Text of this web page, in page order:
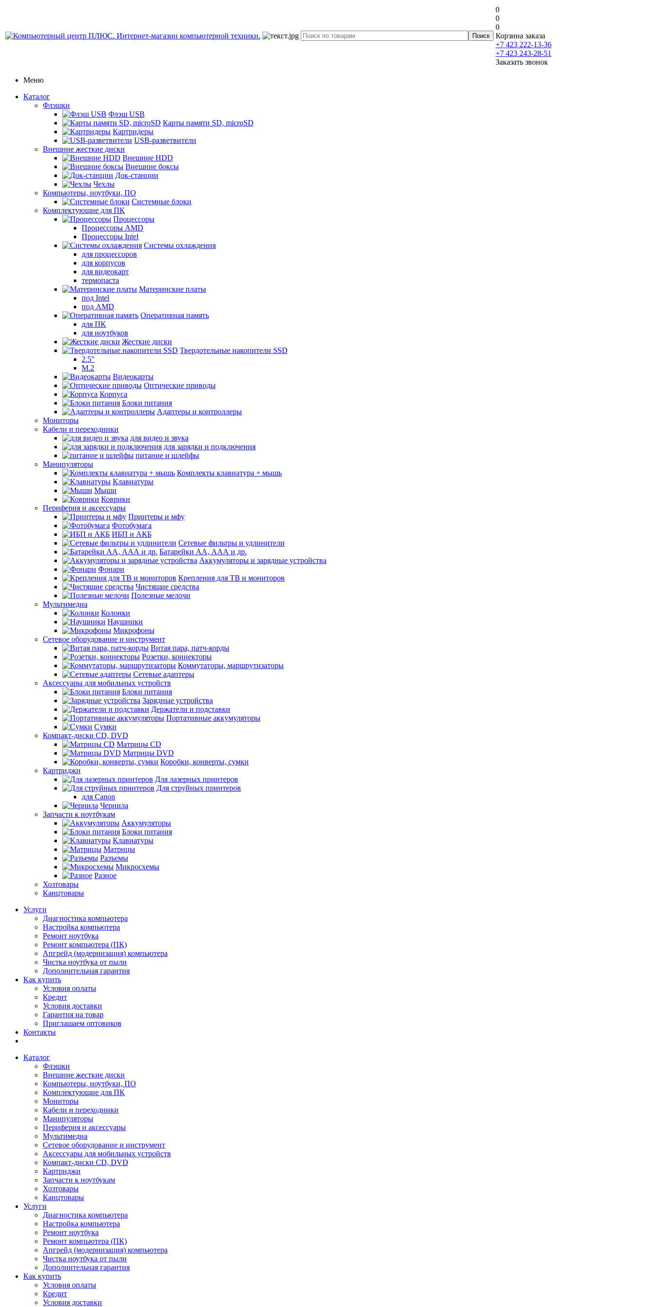
0
0
0
Корзина заказа
+7 423 222-13-36
+7 423 243-28-51
Заказать звонок
Меню
Каталог
Флэшки
Флэш USB
Карты памяти SD, microSD
Картридеры
USB-разветвители
Внешние жесткие диски
Внешние HDD
Внешние боксы
Док-станции
Чехлы
Компьютеры, ноутбуки, ПО
Системные блоки
Комплектующие для ПК
Процессоры
Процессоры AMD
Процессоры Intel
Системы охлаждения
для процессоров
для корпусов
для видеокарт
термопаста
Материнские платы
под Intel
под AMD
Оперативная память
для ПК
для ноутбуков
Жесткие диски
Твердотельные накопители SSD
2.5"
M.2
Видеокарты
Оптические приводы
Корпуса
Блоки питания
Адаптеры и контроллеры
Мониторы
Кабели и переходники
для видео и звука
для зарядки и подключения
питание и шлейфы
Манипуляторы
Комплекты клавиатура + мышь
Клавиатуры
Мыши
Коврики
Периферия и аксессуары
Принтеры и мфу
Фотобумага
ИБП и АКБ
Сетевые фильтры и удлинители
Батарейки АА, ААА и др.
Аккумуляторы и зарядные устройства
Фонари
Крепления для ТВ и мониторов
Чистящие средства
Полезные мелочи
Мультимедиа
Колонки
Наушники
Микрофоны
Сетевое оборудование и инструмент
Витая пара, патч-корды
Розетки, коннекторы
Коммутаторы, маршрутизаторы
Сетевые адаптеры
Аксессуары для мобильных устройств
Блоки питания
Зарядные устройства
Держатели и подставки
Портативные аккумуляторы
Сумки
Компакт-диски CD, DVD
Матрицы CD
Матрицы DVD
Коробки, конверты, сумки
Картриджи
Для лазерных принтеров
Для струйных принтеров
для Canon
Чернила
Запчасти к ноутбукам
Аккумуляторы
Блоки питания
Клавиатуры
Матрицы
Разъемы
Микросхемы
Разное
Хозтовары
Канцтовары
Услуги
Диагностика компьютера
Настройка компьютера
Ремонт ноутбука
Ремонт компьютера (ПК)
Апгрейд (модернизация) компьютера
Чистка ноутбука от пыли
Дополнительная гарантия
Как купить
Условия оплаты
Кредит
Условия доставки
Гарантия на товар
Приглашаем оптовиков
Контакты
Каталог
Флэшки
Внешние жесткие диски
Компьютеры, ноутбуки, ПО
Комплектующие для ПК
Мониторы
Кабели и переходники
Манипуляторы
Периферия и аксессуары
Мультимедиа
Сетевое оборудование и инструмент
Аксессуары для мобильных устройств
Компакт-диски CD, DVD
Картриджи
Запчасти к ноутбукам
Хозтовары
Канцтовары
Услуги
Диагностика компьютера
Настройка компьютера
Ремонт ноутбука
Ремонт компьютера (ПК)
Апгрейд (модернизация) компьютера
Чистка ноутбука от пыли
Дополнительная гарантия
Как купить
Условия оплаты
Кредит
Условия доставки